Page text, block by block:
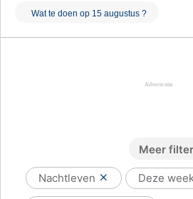
Wat te doen op 15 augustus ?
Meer
Nachtleven Deze